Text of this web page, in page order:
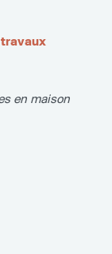
en maison